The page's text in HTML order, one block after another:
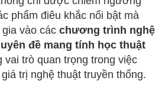
phẩm điêu khắc nổi bật mà
vào các chương trình nghệ
đề mang tính học thuật
vai trò quan trọng trong việc
trị nghệ thuật truyền thống.